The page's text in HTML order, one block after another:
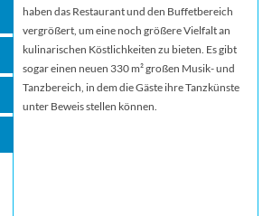
haben das Restaurant und den Buffetbereich
vergrößert, um eine noch größere Vielfalt an
kulinarischen Köstlichkeiten zu bieten. Es gibt
sogar einen neuen 330 m² großen Musik- und
Tanzbereich, in dem die Gäste ihre Tanzkünste
unter Beweis stellen können.